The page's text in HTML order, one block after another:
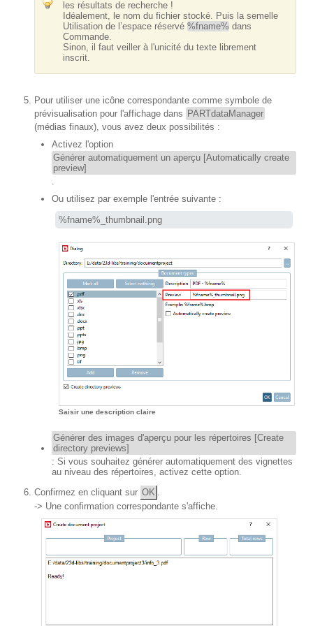
les résultats de recherche !
Idéalement, le nom du fichier stocké. Puis la semelle
Utilisation de l’espace réservé %fname% dans
Commande.
Sinon, il faut veiller à l'unicité du texte librement
inscrit.
Pour utiliser une icône correspondante comme symbole de
prévisualisation pour l'affichage dans PARTdataManager
(médias finaux), vous avez deux possibilités :
Activez l'option
Générer automatiquement un aperçu [Automatically create
preview]
Ou utilisez par exemple l'entrée suivante :
%fname%_thumbnail.png
Saisir une description claire
Générer des images d'aperçu pour les répertoires [Create
directory previews]
: Si vous souhaitez générer automatiquement des vignettes
au niveau des répertoires, activez cette option.
Confirmez en cliquant sur OK .
-> Une confirmation correspondante s'affiche.